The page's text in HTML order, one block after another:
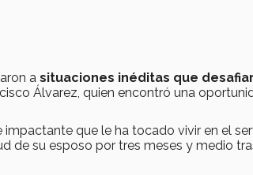
a situaciones inéditas que
Álvarez, quien encontró una
que le ha tocado vivir en el
de su esposo por tres meses y medio